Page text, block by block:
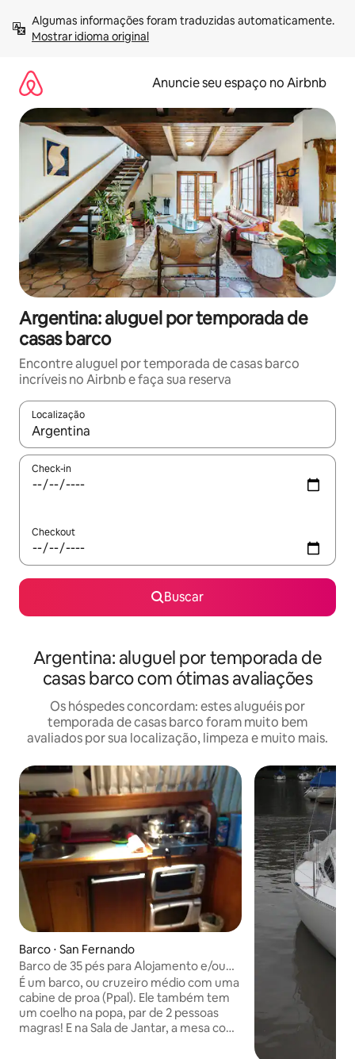
para
Mostrar idioma original
Anuncie seu espaço no Airbnb
Argentina: aluguel por temporada de
casas barco
Encontre aluguel por temporada de casas barco
incríveis no Airbnb e faça sua reserva
Localização
Quando os resultados estiverem disponíveis, explore-os
Check-in
Checkout
Buscar
Argentina: aluguel por temporada de
casas barco com ótimas avaliações
Os hóspedes concordam: estes aluguéis por
temporada de casas barco foram muito bem
avaliados por sua localização, limpeza e muito mais.
Barco ⋅ San Fernando
Barco de 35 pés para Alojamento e/ou
Passeios*!!!
É um barco, ou cruzeiro médio com uma
cabine de proa (Ppal). Ele também tem
um coelho na popa, par de 2 pessoas
magras! E na Sala de Jantar, a mesa com